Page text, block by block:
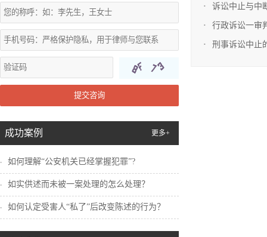
提交咨询
成功案例 更多+
如何理解“公安机关已经掌握犯罪”?
如实供述而未被一案处理的怎么处理？
如何认定受害人“私了”后改变陈述的行为？
诉讼中止与中
行政诉讼一审
刑事诉讼中止